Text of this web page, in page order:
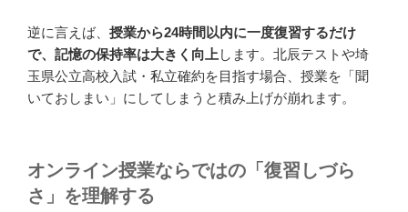
逆に言えば、 授業から24時間以内に一度復習するだけ
で、記憶の保持率は大きく向上 します。北辰テストや埼
玉県公立高校入試・私立確約を目指す場合、授業を「聞
いておしまい」にしてしまうと積み上げが崩れます。
オンライン授業ならではの「復習しづら
さ」を理解する